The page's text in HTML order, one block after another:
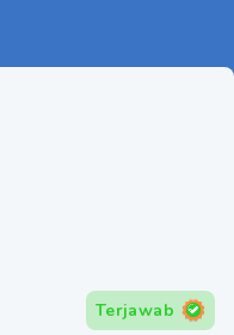
Terjawab